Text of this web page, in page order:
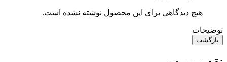
هیچ دیدگاهی برای این محصول نوشته نشده است.
توضیحات
بازگشت